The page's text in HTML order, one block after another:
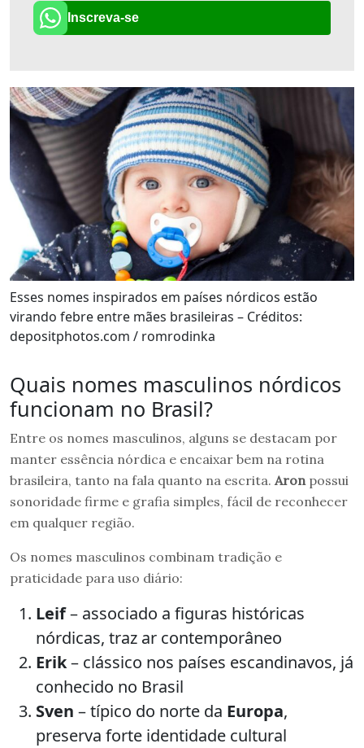
Inscreva-se
Esses nomes inspirados em países nórdicos estão
virando febre entre mães brasileiras – Créditos:
depositphotos.com / romrodinka
Quais nomes masculinos nórdicos
funcionam no Brasil?
Entre os nomes masculinos, alguns se destacam por
manter essência nórdica e encaixar bem na rotina
brasileira, tanto na fala quanto na escrita. Aronpossui
sonoridade firme e grafia simples, fácil de reconhecer
em qualquer região.
Os nomes masculinos combinam tradição e
praticidade para uso diário:
Leif– associado a figuras históricas
nórdicas, traz ar contemporâneo
Erik– clássico nos países escandinavos, já
conhecido no Brasil
Sven – típico do norte da Europa,
preserva forte identidade cultural